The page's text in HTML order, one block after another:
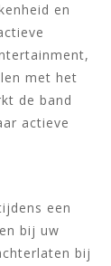
en
met het
de band
actieve
een
bij uw
bij